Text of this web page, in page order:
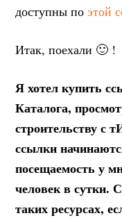
доступны поэтой
Итак, поехали 🙂 !
Я хотел купить
Каталога,
строительству с
ссылки
посещаемость у
человек в сутки.
таких ресурсах,